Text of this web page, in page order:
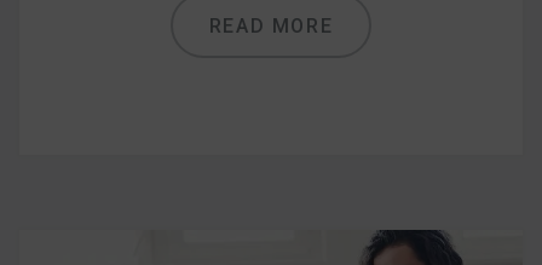
READ MORE